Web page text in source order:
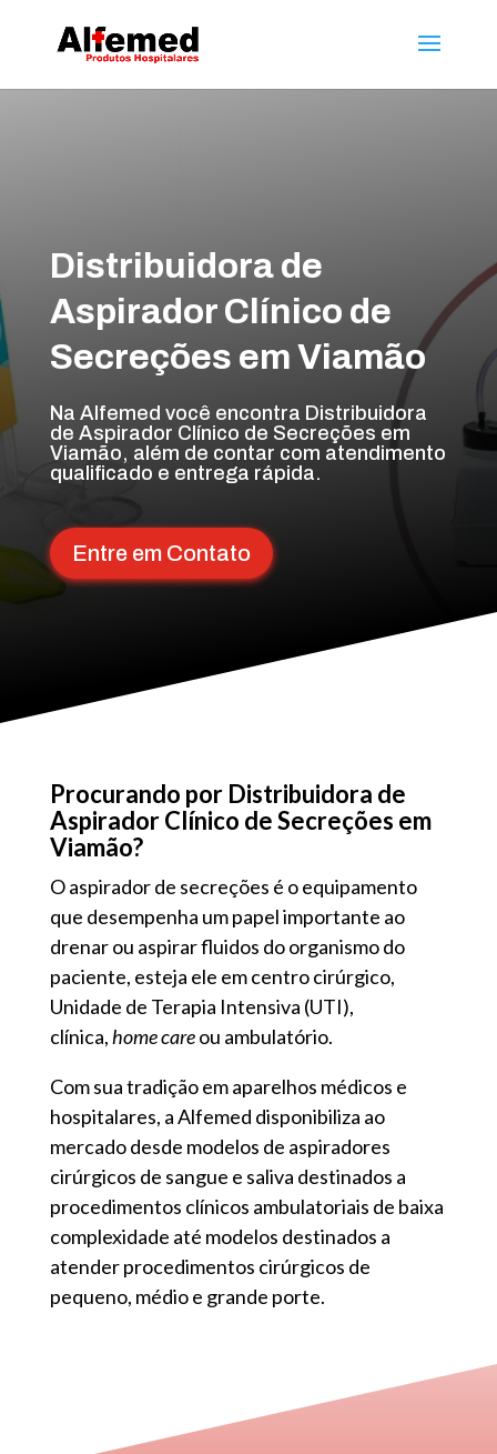
Distribuidora de
Aspirador Clínico de
Secreções em Viamão
Na Alfemed você encontra Distribuidora
de Aspirador Clínico de Secreções em
Viamão, além de contar com atendimento
qualificado e entrega rápida.
Entre em Contato
Procurando por Distribuidora de
Aspirador Clínico de Secreções em
Viamão?
O aspirador de secreções é o equipamento
que desempenha um papel importante ao
drenar ou aspirar fluidos do organismo do
paciente, esteja ele em centro cirúrgico,
Unidade de Terapia Intensiva (UTI),
clínica,home careou ambulatório.
Com sua tradição em aparelhos médicos e
hospitalares, a Alfemed disponibiliza ao
mercado desde modelos de aspiradores
cirúrgicos de sangue e saliva destinados a
procedimentos clínicos ambulatoriais de baixa
complexidade até modelos destinados a
atender procedimentos cirúrgicos de
pequeno, médio e grande porte.